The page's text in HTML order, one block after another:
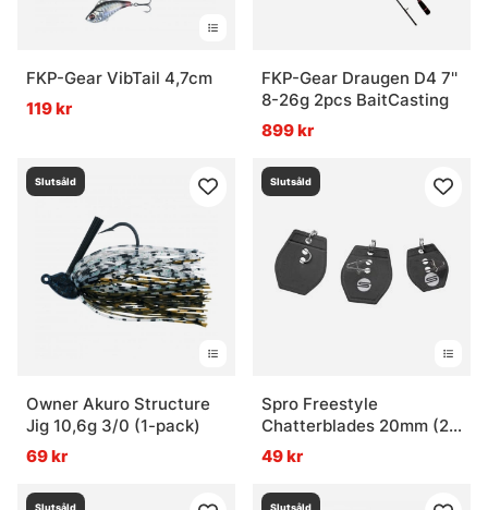
FKP-Gear VibTail 4,7cm
119 kr
FKP-Gear Draugen D4 7''
8-26g 2pcs BaitCasting
899 kr
Slutsåld
Owner Akuro Structure
Jig 10,6g 3/0 (1-pack)
69 kr
Slutsåld
Spro Freestyle
Chatterblades 20mm (2-
pack)
49 kr
Slutsåld Slutsåld